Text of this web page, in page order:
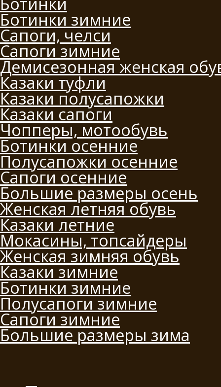
Ботинки зимние
Сапоги, челси
Сапоги зимние
Демисезонная женская
Казаки туфли
Казаки полусапожки
Казаки сапоги
Чопперы, мотообувь
Ботинки осенние
Полусапожки осенние
Сапоги осенние
Большие размеры осень
Женская летняя обувь
Казаки летние
Мокасины, топсайдеры
Женская зимняя обувь
Казаки зимние
Ботинки зимние
Полусапоги зимние
Сапоги зимние
Большие размеры зима